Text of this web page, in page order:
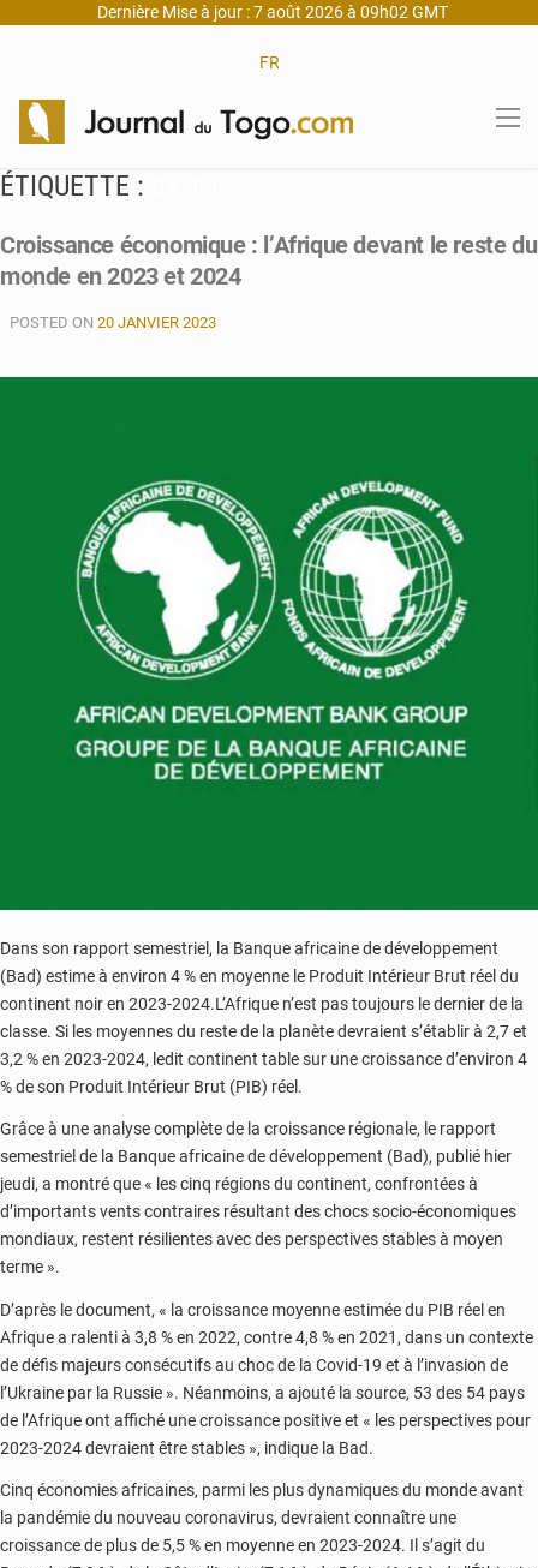
Dernière Mise à jour : 7 août 2026 à 09h02 GMT
FR
ÉTIQUETTE :
Croissance économique : l’Afrique devant le reste du
monde en 2023 et 2024
POSTED ON 20 JANVIER 2023
Dans son rapport semestriel, la Banque africaine de développement
(Bad) estime à environ 4 % en moyenne le Produit Intérieur Brut réel du
continent noir en 2023-2024.L’Afrique n’est pas toujours le dernier de la
classe. Si les moyennes du reste de la planète devraient s’établir à 2,7 et
3,2 % en 2023-2024, ledit continent table sur une croissance d’environ 4
% de son Produit Intérieur Brut (PIB) réel.
Grâce à une analyse complète de la croissance régionale, le rapport
semestriel de la Banque africaine de développement (Bad), publié hier
jeudi, a montré que « les cinq régions du continent, confrontées à
d’importants vents contraires résultant des chocs socio-économiques
mondiaux, restent résilientes avec des perspectives stables à moyen
terme ».
D’après le document, « la croissance moyenne estimée du PIB réel en
Afrique a ralenti à 3,8 % en 2022, contre 4,8 % en 2021, dans un contexte
de défis majeurs consécutifs au choc de la Covid-19 et à l’invasion de
l’Ukraine par la Russie ». Néanmoins, a ajouté la source, 53 des 54 pays
de l’Afrique ont affiché une croissance positive et « les perspectives pour
2023-2024 devraient être stables », indique la Bad.
Cinq économies africaines, parmi les plus dynamiques du monde avant
la pandémie du nouveau coronavirus, devraient connaître une
croissance de plus de 5,5 % en moyenne en 2023-2024. Il s’agit du